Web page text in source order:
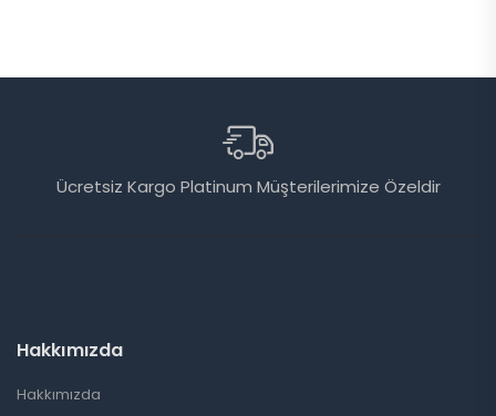
Ücretsiz Kargo Platinum Müşterilerimize Özeldir
Hakkımızda
Hakkımızda